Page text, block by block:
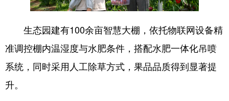
生态园建有100余亩智慧大棚，依托物联网设备精
准调控棚内温湿度与水肥条件，搭配水肥一体化吊喷
系统，同时采用人工除草方式，果品品质得到显著提
升。